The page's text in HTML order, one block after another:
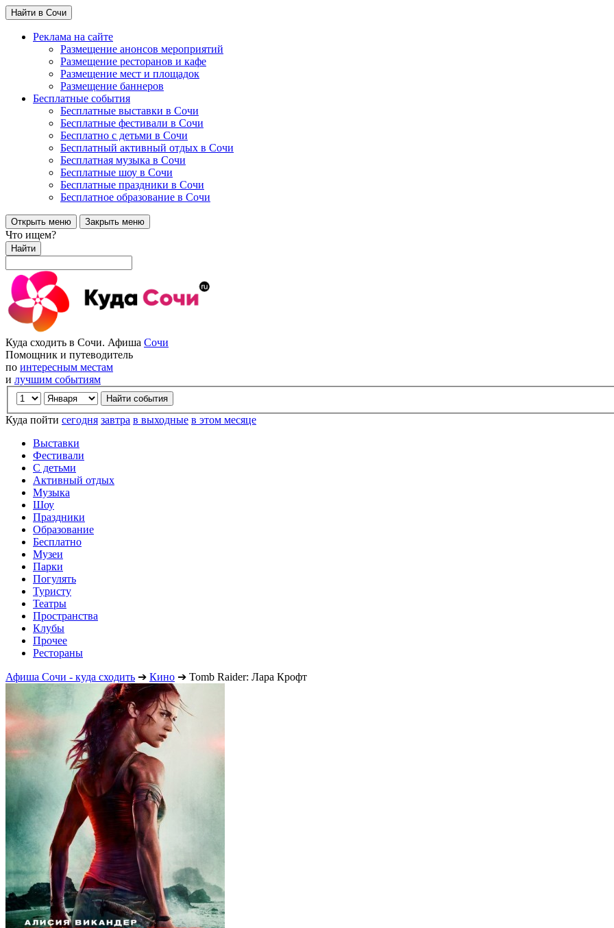
Найти в Сочи
Реклама на сайте
Размещение анонсов мероприятий
Размещение ресторанов и кафе
Размещение мест и площадок
Размещение баннеров
Бесплатные события
Бесплатные выставки в Сочи
Бесплатные фестивали в Сочи
Бесплатно с детьми в Сочи
Бесплатный активный отдых в Сочи
Бесплатная музыка в Сочи
Бесплатные шоу в Сочи
Бесплатные праздники в Сочи
Бесплатное образование в Сочи
Открыть меню Закрыть меню
Что ищем?
Найти
Куда сходить в Сочи. Афиша Сочи
Помощник и путеводитель
по интересным местам
и лучшим событиям
Куда пойти сегодня завтра в выходные в этом месяце
Выставки
Фестивали
С детьми
Активный отдых
Музыка
Шоу
Праздники
Образование
Бесплатно
Музеи
Парки
Погулять
Туристу
Театры
Пространства
Клубы
Прочее
Рестораны
Афиша Сочи - куда сходить ➔ Кино ➔ Tomb Raider: Лара Крофт